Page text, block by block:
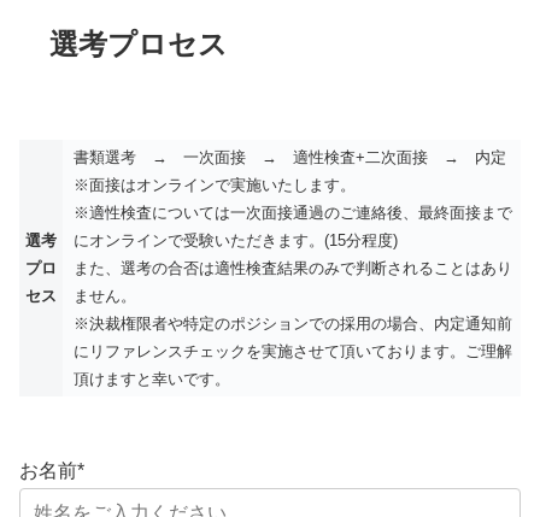
選考プロセス
選考
プロ
セス
書類選考 → 一次面接 → 適性検査+二次面接 → 内定
※面接はオンラインで実施いたします。
※適性検査については一次面接通過のご連絡後、最終面接まで
にオンラインで受験いただきます。(15分程度)
また、選考の合否は適性検査結果のみで判断されることはあり
ません。
※決裁権限者や特定のポジションでの採用の場合、内定通知前
にリファレンスチェックを実施させて頂いております。ご理解
頂けますと幸いです。
お名前*